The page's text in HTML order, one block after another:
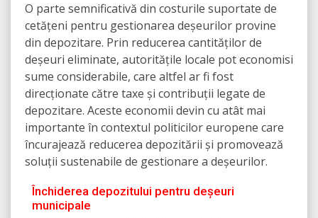
O parte semnificativă din costurile suportate de
cetățeni pentru gestionarea deșeurilor provine
din depozitare. Prin reducerea cantităților de
deșeuri eliminate, autoritățile locale pot economisi
sume considerabile, care altfel ar fi fost
direcționate către taxe și contribuții legate de
depozitare. Aceste economii devin cu atât mai
importante în contextul politicilor europene care
încurajează reducerea depozitării și promovează
soluții sustenabile de gestionare a deșeurilor.
Închiderea depozitului pentru deșeuri
municipale